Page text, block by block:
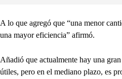
A lo que agregó que “una menor
una mayor eficiencia” afirmó.
Añadió que actualmente hay una
útiles, pero en el mediano plazo, es